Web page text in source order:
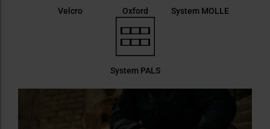
Velcro Oxford System MOLLE
System PALS